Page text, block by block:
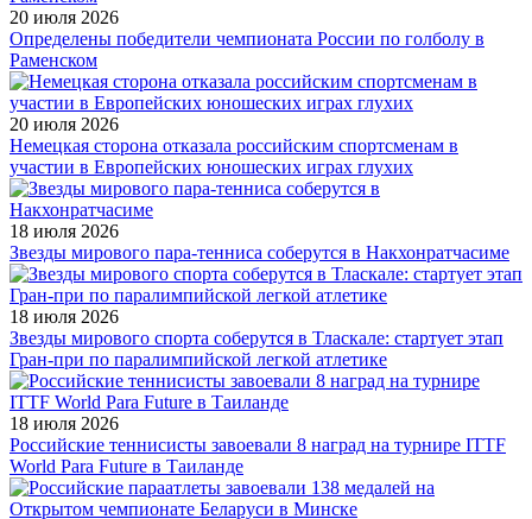
20 июля 2026
Определены победители чемпионата России по голболу в
Раменском
20 июля 2026
Немецкая сторона отказала российским спортсменам в
участии в Европейских юношеских играх глухих
18 июля 2026
Звезды мирового пара-тенниса соберутся в Накхонратчасиме
18 июля 2026
Звезды мирового спорта соберутся в Тласкале: стартует этап
Гран-при по паралимпийской легкой атлетике
18 июля 2026
Российские теннисисты завоевали 8 наград на турнире ITTF
World Para Future в Таиланде